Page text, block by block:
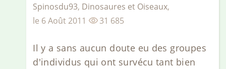
Spinosdu93, Dinosaures et Oiseaux,
le 6 Août 2011 31 685
Il y a sans aucun doute eu des groupes
d'individus qui ont survécu tant bien